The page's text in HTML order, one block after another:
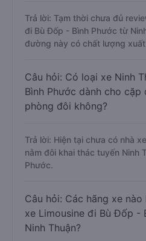
Trả lời: Tạm thời chưa đủ
đi Bù Đốp - Bình Phước từ
đường này có chất lượng
Câu hỏi: Có loại xe Ninh
Bình Phước dành cho cặp
phòng đôi không?
Trả lời: Hiện tại chưa có nhà
nằm đôi khai thác tuyến Ninh
Phước.
Câu hỏi: Các hãng xe
xe Limousine đi Bù Đốp -
Ninh Thuận?